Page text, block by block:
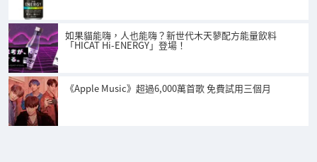
如果貓能嗨，人也能嗨？新世代木天蓼配方能量飲料
「HICAT Hi-ENERGY」登場！
《Apple Music》超過6,000萬首歌 免費試用三個月